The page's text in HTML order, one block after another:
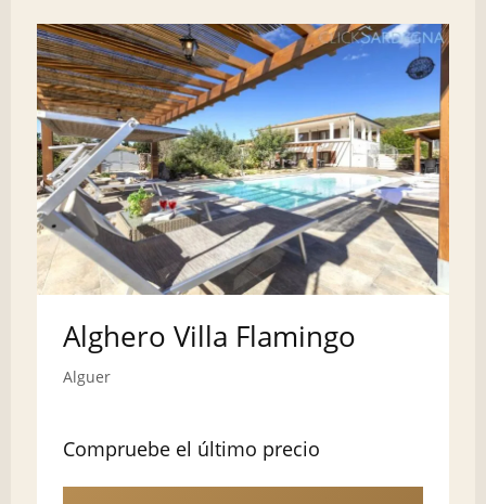
Alghero Villa Flamingo
Alguer
Compruebe el último precio